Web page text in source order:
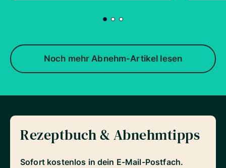
Noch mehr Abnehm-Artikel lesen
Rezeptbuch & Abnehmtipps
Sofort kostenlos in dein E-Mail-Postfach.